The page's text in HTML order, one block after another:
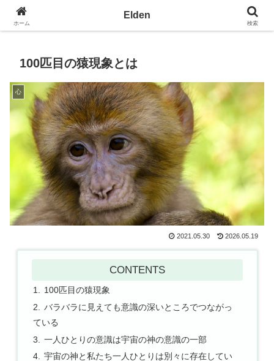
光の園エルデン - 地球を愛の星へ
100匹目の猿現象とは
心
2021.05.30 2026.05.19
CONTENTS
100匹目の猿現象
バラバラに見えても意識の深いところでつながっ
ている
一人ひとりの意識は宇宙の神の意識の一部
宇宙の神と私たち一人ひとりは別々に存在してい
ホーム
Elden
検索